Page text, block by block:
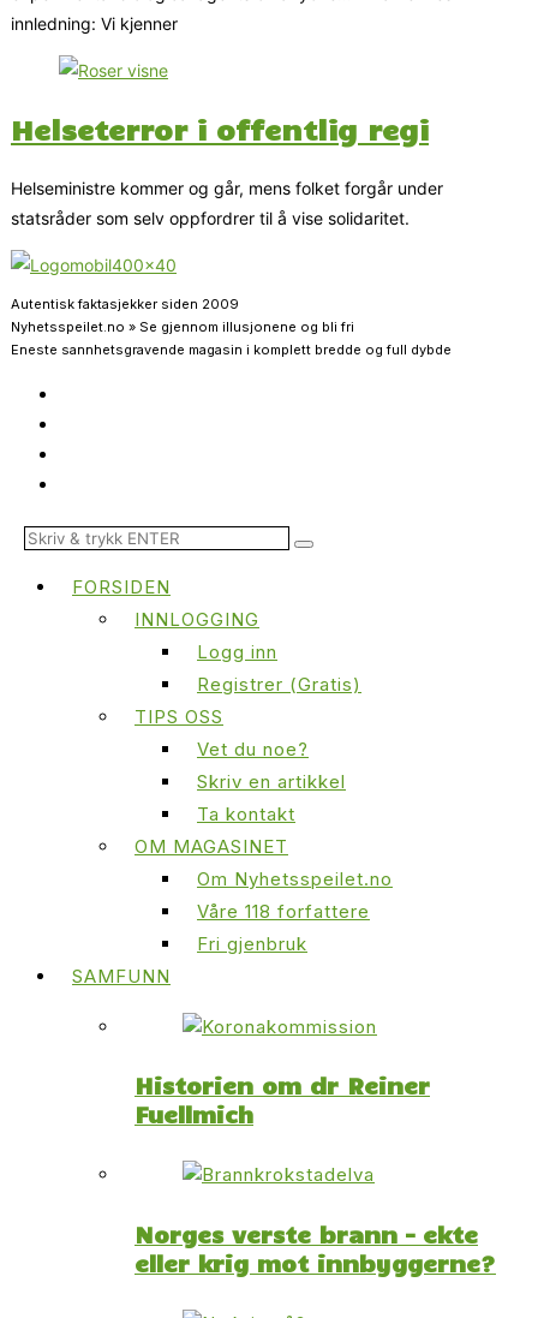
innledning: Vi kjenner
Helseterror i offentlig regi
Helseministre kommer og går, mens folket forgår under
statsråder som selv oppfordrer til å vise solidaritet.
Autentisk faktasjekker siden 2009
Nyhetsspeilet.no » Se gjennom illusjonene og bli fri
Eneste sannhetsgravende magasin i komplett bredde og full dybde
FORSIDEN
INNLOGGING
Logg inn
Registrer (Gratis)
TIPS OSS
Vet du noe?
Skriv en artikkel
Ta kontakt
OM MAGASINET
Om Nyhetsspeilet.no
Våre 118 forfattere
Fri gjenbruk
SAMFUNN
Historien om dr Reiner
Fuellmich
Norges verste brann – ekte
eller krig mot innbyggerne?